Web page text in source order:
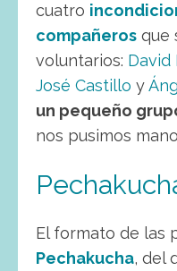
cuatro
compañeros que
voluntarios: David
José Castillo y
un pequeño
nos pusimos
El formato de las
Pechakucha, del